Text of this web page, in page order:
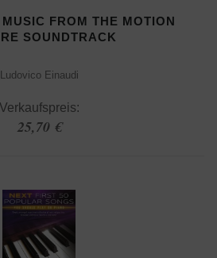
FROM THE MOTION
SOUNDTRACK
Ludovico Einaudi
Verkaufspreis:
25,70 €